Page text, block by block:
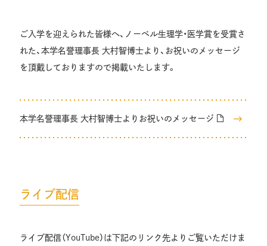
ご入学を迎えられた皆様へ、ノーベル生理学・医学賞を受賞さ
れた、本学名誉理事長 大村智博士より、お祝いのメッセージ
を頂戴しておりますので掲載いたします。
本学名誉理事長 大村智博士よりお祝いのメッセージ
ライブ配信
ライブ配信（YouTube）は下記のリンク先よりご覧いただけま